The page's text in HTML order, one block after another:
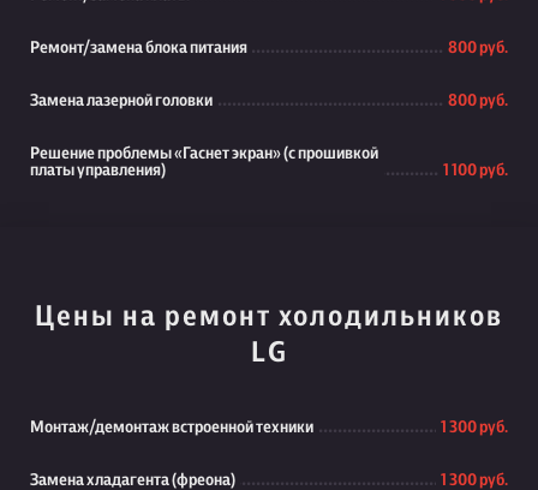
Ремонт/замена блока питания 800 руб.
Замена лазерной головки 800 руб.
Решение проблемы «Гаснет экран» (с прошивкой
платы управления)
1 100 руб.
Цены на ремонт холодильников
LG
Монтаж/демонтаж встроенной техники 1 300 руб.
Замена хладагента (фреона) 1 300 руб.